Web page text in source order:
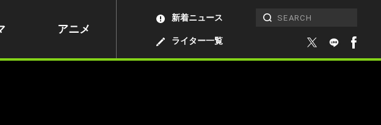
アニメ
ライター一覧
新着ニュース